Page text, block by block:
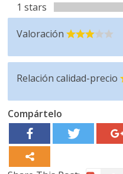
1 stars
Valoración
Relación calidad-precio
Compártelo